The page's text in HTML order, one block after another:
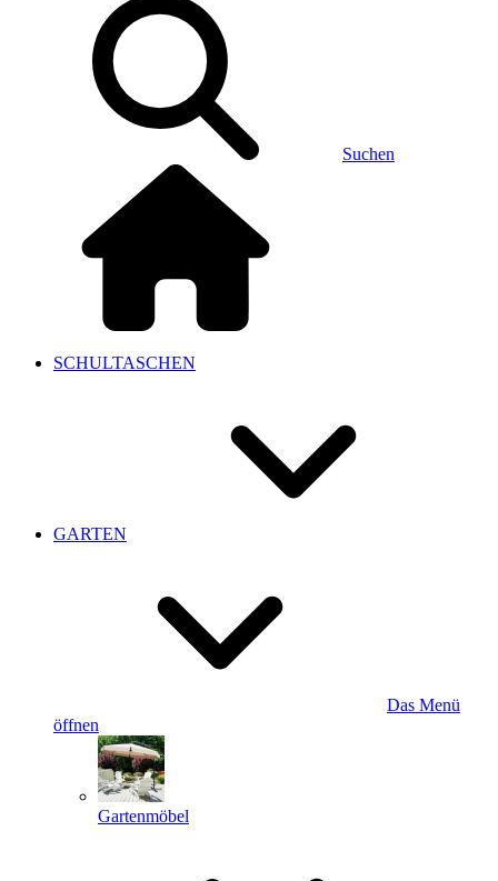
Suchen
SCHULTASCHEN
GARTEN
Das Menü
öffnen
Gartenmöbel